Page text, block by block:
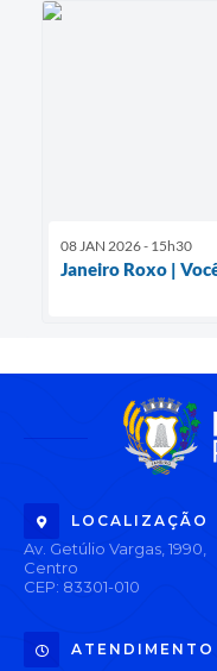
08 JAN 2026 - 15h30
Janeiro Roxo |
LOCALIZAÇÃO
Av. Getúlio Vargas, 1990,
Centro
CEP: 83301-010
ATENDIMENTO